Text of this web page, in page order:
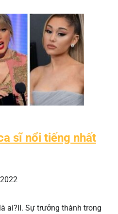
sĩ nổi tiếng nhất
ai?II. Sự trưởng thành trong